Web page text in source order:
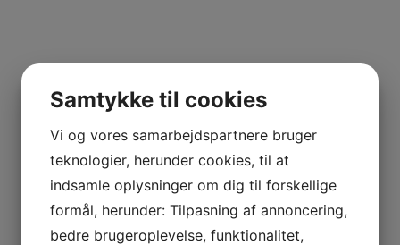
Samtykke til cookies
Vi og vores samarbejdspartnere bruger
teknologier, herunder cookies, til at
indsamle oplysninger om dig til forskellige
formål, herunder: Tilpasning af annoncering,
bedre brugeroplevelse, funktionalitet,